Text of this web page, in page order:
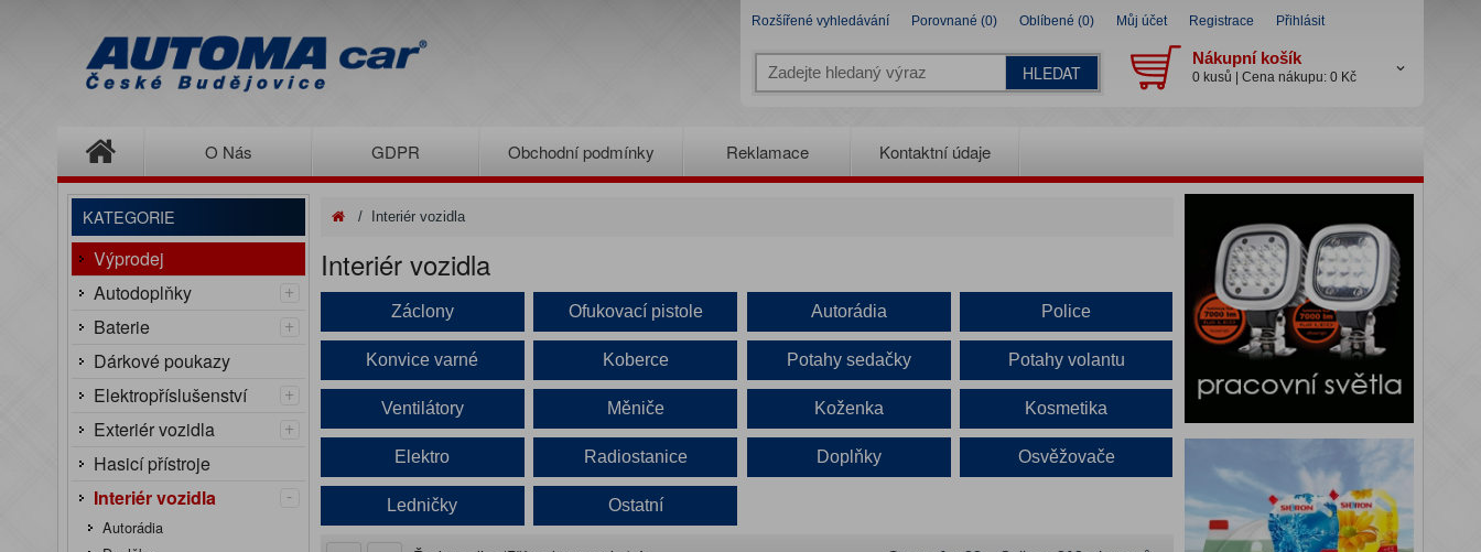
Rozšířené vyhledávání Porovnané (0) Oblíbené (0) Můj účet Registrace Přihlásit
HLEDAT
Nákupní košík
0 kusů | Cena nákupu: 0 Kč
O Nás GDPR Obchodní podmínky Reklamace Kontaktní údaje
KATEGORIE
Výprodej
Autodoplňky
+
Baterie
+
Dárkové poukazy
Elektropříslušenství
+
Exteriér vozidla
+
Hasicí přístroje
Interiér vozidla
-
Autorádia
/ Interiér vozidla
Interiér vozidla
Záclony Ofukovací pistole Autorádia Police
Konvice varné Koberce Potahy sedačky Potahy volantu
Ventilátory Měniče Koženka Kosmetika
Elektro Radiostanice Doplňky Osvěžovače
Ledničky Ostatní